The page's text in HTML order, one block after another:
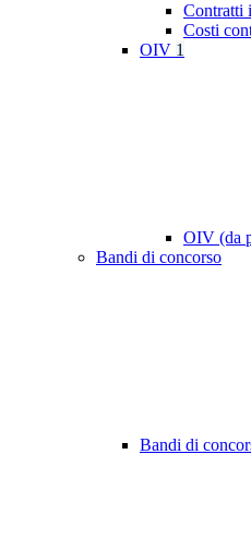
Contratti
Costi
OIV 1
OIV (da
Bandi di concorso
Bandi di